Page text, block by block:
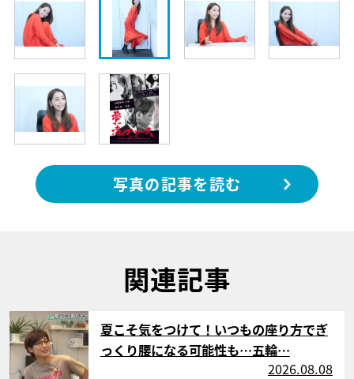
写真の記事を読む
関連記事
サムネイル
夏こそ気をつけて！いつもの座り方でぎ
っくり腰になる可能性も…五輪…
2026.08.08